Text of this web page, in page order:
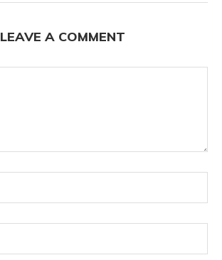
LEAVE A COMMENT